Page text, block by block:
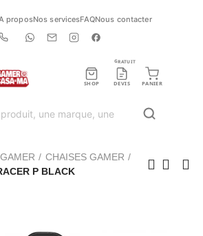
proposNos servicesFAQNous contacter
SHOP DEVIS
GRATUIT
PANIER
CHAISES GAMER
P BLACK